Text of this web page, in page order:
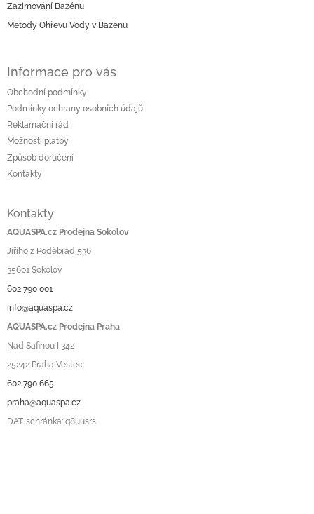
Zazimování Bazénu
Metody Ohřevu Vody v Bazénu
Informace pro vás
Obchodní podmínky
Podmínky ochrany osobních údajů
Reklamační řád
Možnosti platby
Způsob doručení
Kontakty
Kontakty
AQUASPA.cz Prodejna Sokolov
Jiřího z Poděbrad 536
35601 Sokolov
602 790 001
info@aquaspa.cz
AQUASPA.cz Prodejna Praha
Nad Safinou I 342
25242 Praha Vestec
602 790 665
praha@aquaspa.cz
DAT. schránka: q8uusrs